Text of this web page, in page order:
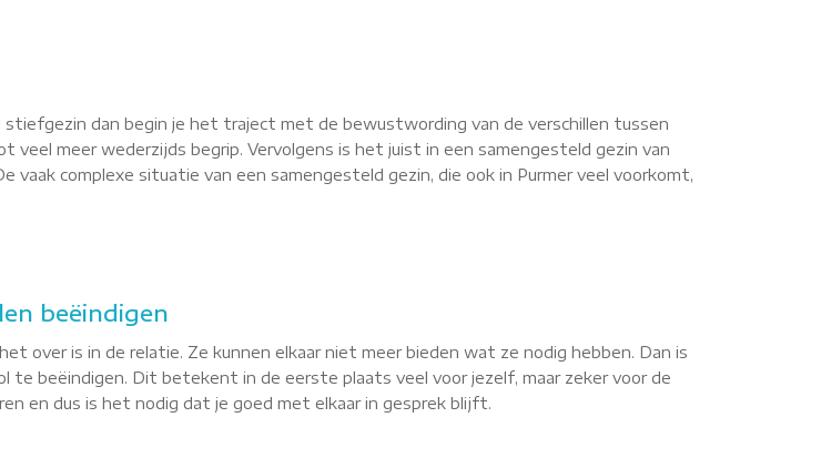
dan begin je het traject met de bewustwording van de verschillen tussen
meer wederzijds begrip. Vervolgens is het juist in een samengesteld gezin van
complexe situatie van een samengesteld gezin, die ook in Purmer veel voorkomt,
beëindigen
over is in de relatie. Ze kunnen elkaar niet meer bieden wat ze nodig hebben. Dan is
beëindigen. Dit betekent in de eerste plaats veel voor jezelf, maar zeker voor de
en dus is het nodig dat je goed met elkaar in gesprek blijft.